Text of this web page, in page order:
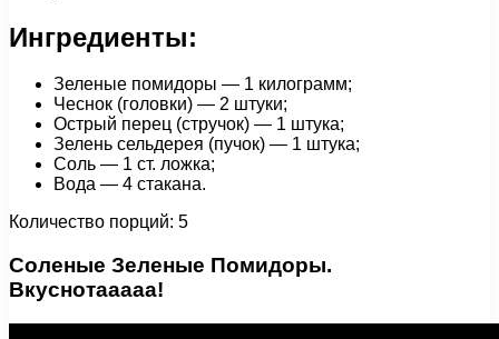
Ингредиенты:
Зеленые помидоры — 1 килограмм;
Чеснок (головки) — 2 штуки;
Острый перец (стручок) — 1 штука;
Зелень сельдерея (пучок) — 1 штука;
Соль — 1 ст. ложка;
Вода — 4 стакана.
Количество порций: 5
Соленые Зеленые Помидоры.
Вкуснотааааа!